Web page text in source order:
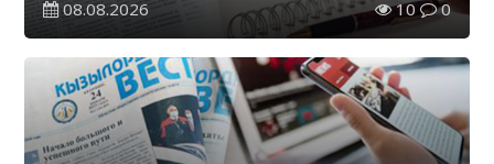
08.08.2026 10 0